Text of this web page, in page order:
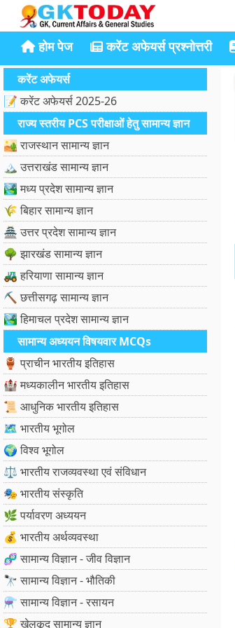
होम पेज करेंट अफेयर्स प्रश्नोत्तरी
करेंट अफेयर्स
📝 करेंट अफेयर्स 2025-26
राज्य स्तरीय PCS परीक्षाओं हेतु सामान्य ज्ञान
🏜️ राजस्थान सामान्य ज्ञान
🏔️ उत्तराखंड सामान्य ज्ञान
🏞️ मध्य प्रदेश सामान्य ज्ञान
🌾 बिहार सामान्य ज्ञान
🏯 उत्तर प्रदेश सामान्य ज्ञान
🌳 झारखंड सामान्य ज्ञान
🚜 हरियाणा सामान्य ज्ञान
⛏️ छत्तीसगढ़ सामान्य ज्ञान
🏞️ हिमाचल प्रदेश सामान्य ज्ञान
सामान्य अध्ययन विषयवार MCQs
🏺 प्राचीन भारतीय इतिहास
🏰 मध्यकालीन भारतीय इतिहास
📜 आधुनिक भारतीय इतिहास
🗺️ भारतीय भूगोल
🌍 विश्व भूगोल
⚖️ भारतीय राजव्यवस्था एवं संविधान
🎭 भारतीय संस्कृति
🌿 पर्यावरण अध्ययन
💰 भारतीय अर्थव्यवस्था
🧬 सामान्य विज्ञान - जीव विज्ञान
🔭 सामान्य विज्ञान - भौतिकी
⚗️ सामान्य विज्ञान - रसायन
🏆 खेलकूद सामान्य ज्ञान